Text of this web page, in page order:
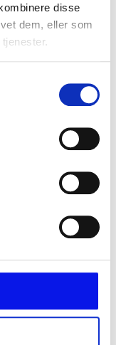
disse
dem, eller som